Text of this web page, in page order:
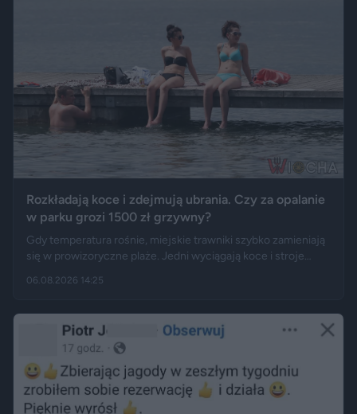
Rozkładają koce i zdejmują ubrania. Czy za opalanie
w parku grozi 1500 zł grzywny?
Gdy temperatura rośnie, miejskie trawniki szybko zamieniają
się w prowizoryczne plaże. Jedni wyciągają koce i stroje
przez nagość, złamanie regulaminu parku albo zajęcie
trawnika, który nie został przeznaczony do rekreacji.
06.08.2026 14:25